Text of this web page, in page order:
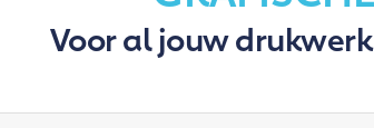
Voor al jouw